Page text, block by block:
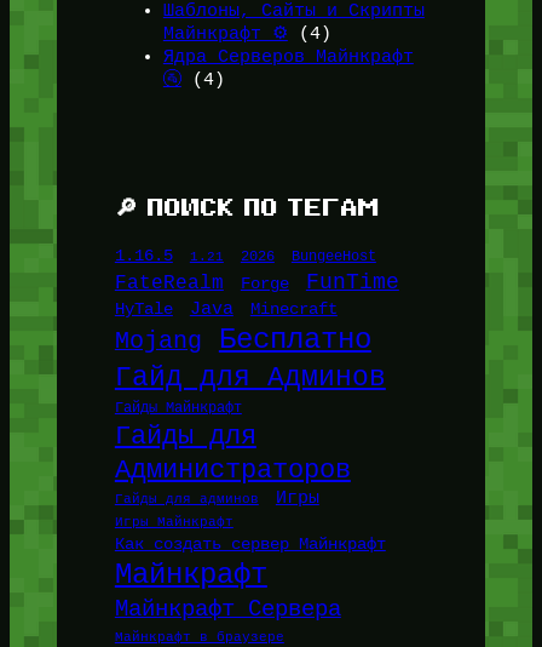
Шаблоны, Сайты и Скрипты
Майнкрафт ⚙️ (4)
Ядра Серверов Майнкрафт
🚰(4)
🔎 ПОИСК ПО ТЕГАМ
1.16.5 1.21 2026 BungeeHost
FateRealm Forge FunTime
HyTale Java Minecraft
Mojang Бесплатно
Гайд для Админов
Гайды Майнкрафт
Гайды для
Администраторов
Гайды для админов Игры
Игры Майнкрафт
Как создать сервер Майнкрафт
Майнкрафт
Майнкрафт Сервера
Майнкрафт в браузере